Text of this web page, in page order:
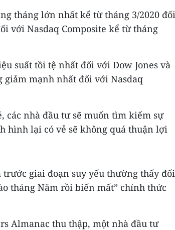
tháng lớn nhất kể từ tháng 3/2020 đối
với Nasdaq Composite kể từ tháng
suất tồi tệ nhất đối với Dow Jones và
giảm mạnh nhất đối với Nasdaq
các nhà đầu tư sẽ muốn tìm kiếm sự
hình lại có vẻ sẽ không quá thuận lợi
giai đoạn suy yếu thường thấy đối
tháng Năm rồi biến mất” chính thức
Almanac thu thập, một nhà đầu tư